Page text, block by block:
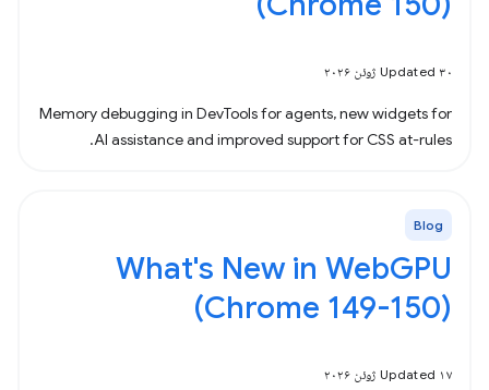
Updated ۳۰ ژوئن ۲۰۲۶
Memory debugging in DevTools for agents, new widgets for
AI assistance and improved support for CSS at-rules.
Blog
What's New in WebGPU
(Chrome 149-150)
Updated ۱۷ ژوئن ۲۰۲۶